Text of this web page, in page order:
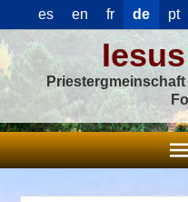
es en fr de pt